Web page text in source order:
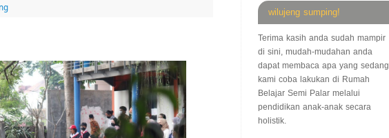
wilujeng sumping!
Terima kasih anda sudah mampir
di sini, mudah-mudahan anda
dapat membaca apa yang sedang
kami coba lakukan di Rumah
Belajar Semi Palar melalui
pendidikan anak-anak secara
holistik.